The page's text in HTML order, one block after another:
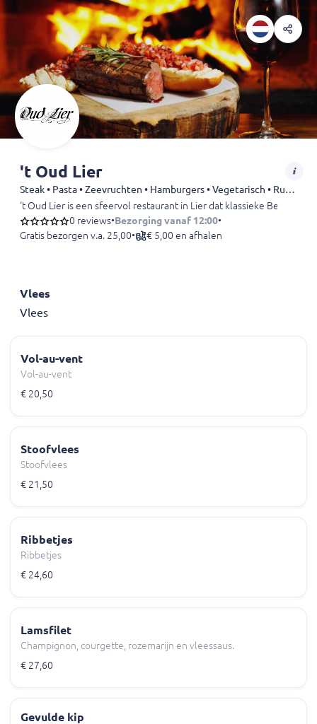
't Oud Lier
Steak • Pasta • Zeevruchten • Hamburgers • Vegetarisch • Rundvlees • Kip • Dessert
‘t Oud Lier is een sfeervol restaurant in Lier dat klassieke
0 reviews•Bezorging vanaf 12:00•
Gratis bezorgen v.a. 25,00• € 5,00 en afhalen
Vlees
Vlees
Vol-au-vent
Vol-au-vent
€ 20,50
Stoofvlees
Stoofvlees
€ 21,50
Ribbetjes
Ribbetjes
€ 24,60
Lamsfilet
Champignon, courgette, rozemarijn en vleessaus.
€ 27,60
Gevulde kip